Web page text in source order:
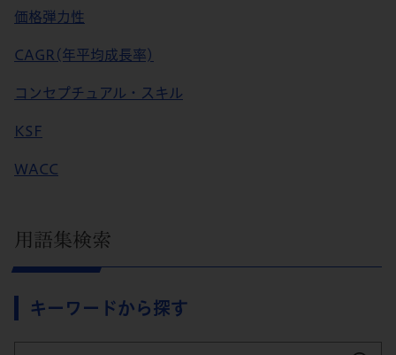
用語集検索
キーワードから探す
価格弾力性
CAGR(年平均成長率)
コンセプチュアル・スキル
KSF
WACC